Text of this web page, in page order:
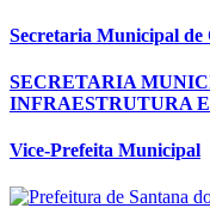
Secretaria Municipal
SECRETARIA
INFRAESTRUTURA
Vice-Prefeita Municipal